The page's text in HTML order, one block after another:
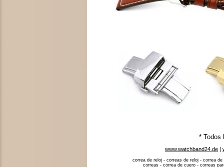
* Todos
www.watchband24.de |
correa de reloj - correas de reloj - correa
correas - correa de cuero - correas